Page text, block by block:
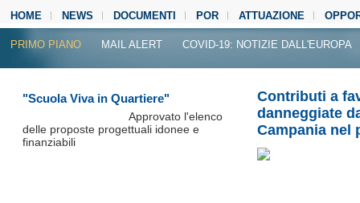
HOME NEWS DOCUMENTI POR ATTUAZIONE
MEDIA CENTER
PRIMO PIANO MAIL ALERT COVID-19: NOTIZIE DALL'EUROPA
Contributi a
danneggiate
Campania nel
"Scuola Viva in Quartiere"
Approvato l'elenco
delle proposte progettuali idonee e
finanziabili